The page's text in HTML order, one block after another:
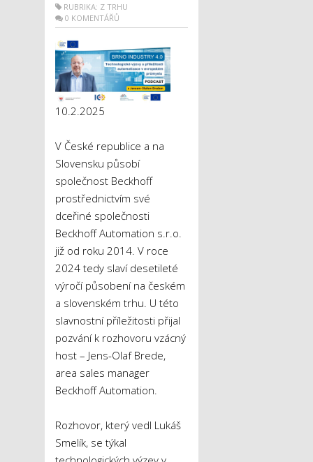
RUBRIKA: Z TRHU
0 KOMENTÁŘŮ
10.2.2025
V České republice a na
Slovensku působí
společnost Beckhoff
prostřednictvím své
dceřiné společnosti
Beckhoff Automation s.r.o.
již od roku 2014. V roce
2024 tedy slaví desetileté
výročí působení na českém
a slovenském trhu. U této
slavnostní příležitosti přijal
pozvání k rozhovoru vzácný
host – Jens-Olaf Brede,
area sales manager
Beckhoff Automation.
Rozhovor, který vedl Lukáš
Smelík, se týkal